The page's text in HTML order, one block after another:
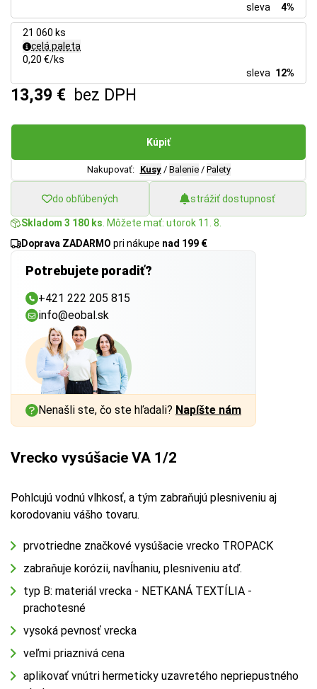
sleva
4%
21 060 ks
celá paleta
0,20 €/ks
sleva 12%
13,39 € bez DPH
Kúpiť
Nakupovať: Kusy / Balenie / Palety
do obľúbených strážiť dostupnosť
Skladom 3 180 ks . Môžete mať: utorok 11. 8.
Doprava ZADARMO pri nákupe nad 199 €
Potrebujete poradiť?
+421 222 205 815
info@eobal.sk
Nenašli ste, čo ste hľadali? Napíšte nám
Vrecko vysúšacie VA 1/2
Pohlcujú vodnú vlhkosť, a tým zabraňujú plesniveniu aj
korodovaniu vášho tovaru.
prvotriedne značkové vysúšacie vrecko TROPACK
zabraňuje korózii, navĺhaniu, plesniveniu atď.
typ B: materiál vrecka - NETKANÁ TEXTÍLIA -
prachotesné
vysoká pevnosť vrecka
veľmi priaznivá cena
aplikovať vnútri hermeticky uzavretého nepriepustného